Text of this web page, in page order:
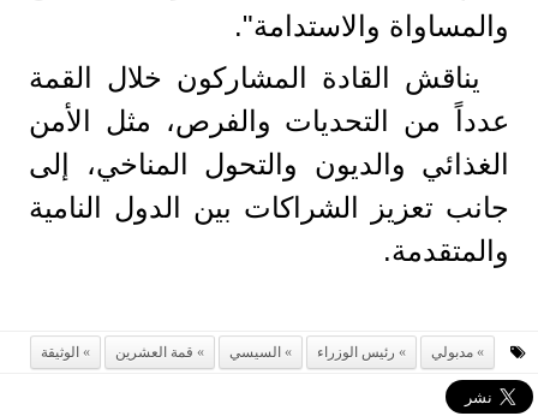
والمساواة والاستدامة".
️ يناقش القادة المشاركون خلال القمة
عدداً من التحديات والفرص، مثل الأمن
الغذائي والديون والتحول المناخي، إلى
جانب تعزيز الشراكات بين الدول النامية
والمتقدمة.
مدبولي رئيس الوزراء السيسي قمة العشرين الوثيقة